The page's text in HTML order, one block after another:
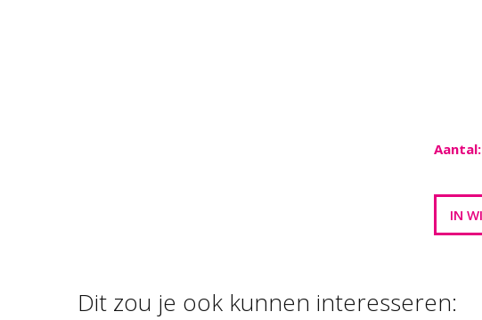
Aantal:
Dit zou je ook kunnen interesseren: